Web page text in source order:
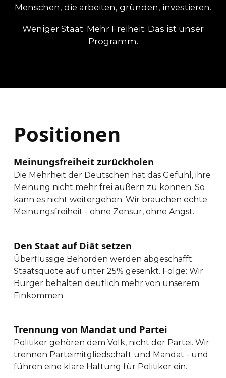
Menschen, die arbeiten, gründen, investieren.
Weniger Staat. Mehr Freiheit. Das ist unser
Programm.
Positionen
Meinungsfreiheit zurückholen
Die Mehrheit der Deutschen hat das Gefühl, ihre
Meinung nicht mehr frei äußern zu können. So
kann es nicht weitergehen. Wir brauchen echte
Meinungsfreiheit - ohne Zensur, ohne Angst.
Den Staat auf Diät setzen
Überflüssige Behörden werden abgeschafft.
Staatsquote auf unter 25% gesenkt. Folge: Wir
Bürger behalten deutlich mehr von unserem
Einkommen.
Trennung von Mandat und Partei
Politiker gehören dem Volk, nicht der Partei. Wir
trennen Parteimitgliedschaft und Mandat - und
führen eine klare Haftung für Politiker ein.